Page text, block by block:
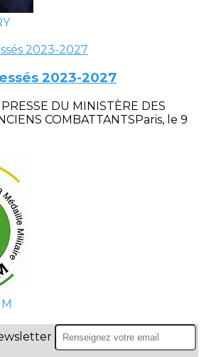
2023-2027
DU MINISTÈRE DES
COMBATTANTSParis, le 9